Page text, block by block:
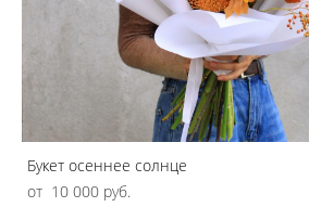
Букет осеннее солнце
от 10 000 pуб.